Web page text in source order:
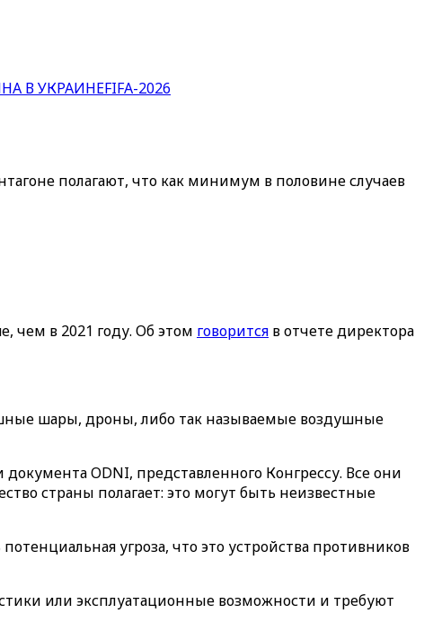
В УКРАИНЕFIFA-2026
полагают, что как минимум в половине случаев
чем в 2021 году. Об этом говорится в отчете директора
шары, дроны, либо так называемые воздушные
ODNI, представленного Конгрессу. Все они
страны полагает: это могут быть неизвестные
угроза, что это устройства противников
или эксплуатационные возможности и требуют